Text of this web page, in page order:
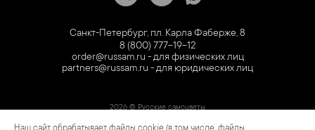
Санкт-Петербург, пл. Карла Фаберже, 8
8 (800) 777-19-12
order@russam.ru - для физических лиц
partners@russam.ru - для юридических лиц
2026 © Русские самоцветы